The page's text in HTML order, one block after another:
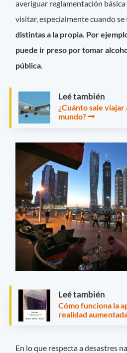
averiguar reglamentación básica
visitar, especialmente cuando
distintas a la propia. Por
puede ir preso por tomar
pública.
Leé también
¿Cuánto sale
mundo?
Leé también
Cómo funciona la
realidad
En lo que respecta a desastres